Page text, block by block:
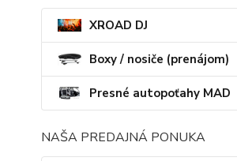
XROAD DJ
Boxy / nosiče (prenájom)
Presné autopoťahy MAD
NAŠA PREDAJNÁ PONUKA